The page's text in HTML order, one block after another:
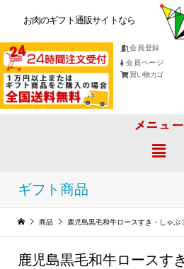
お肉のギフト通販サイトなら
会員登録
会員ページ
買い物カゴ
メニュー
ギフト商品
商品 鹿児島黒毛和牛ロースすき・しゃぶ
鹿児島黒毛和牛ロースす